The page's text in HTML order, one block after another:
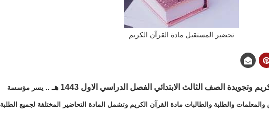
تحضير المستقبل مادة القرآن الكريم
الصف الثالث الابتدائي الفصل الدراسي الاول 1443 هـ .. يسر مؤسسة
والمعلمات والطلبة والطالبات مادة القرآن الكريم وتشمل المادة التحاضير المختلفة لجميع الطلبة